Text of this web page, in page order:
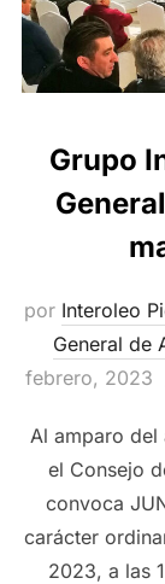
Grupo
por Interoleo
General de
febrero, 2023
Al amparo del
el Consejo
convoca
carácter
2023, a las